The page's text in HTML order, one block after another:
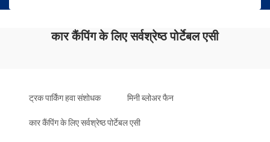
कार कैंपिंग के लिए सर्वश्रेष्ठ पोर्टेबल एसी
ट्रक पार्किंग हवा संशोधक मिनी ब्लोअर फैन
कार कैंपिंग के लिए सर्वश्रेष्ठ पोर्टेबल एसी